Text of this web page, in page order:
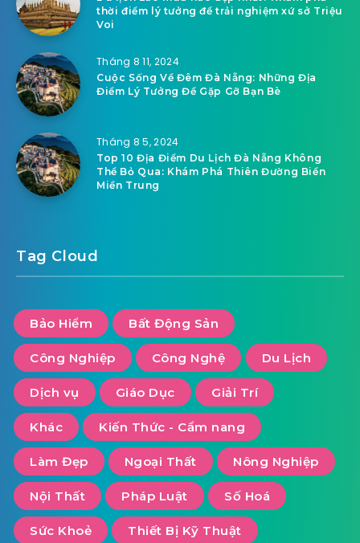
thời điểm lý tưởng để trải nghiệm xứ sở Triệu
Voi
Tháng 8 11, 2024
Cuộc Sống Về Đêm Đà Nẵng: Những Địa
Điểm Lý Tưởng Để Gặp Gỡ Bạn Bè
Tháng 8 5, 2024
Top 10 Địa Điểm Du Lịch Đà Nẵng Không
Thể Bỏ Qua: Khám Phá Thiên Đường Biển
Miền Trung
Tag Cloud
Bảo Hiểm Bất Động Sản
Công Nghiệp Công Nghệ Du Lịch
Dịch vụ Giáo Dục Giải Trí
Khác Kiến Thức - Cẩm nang
Làm Đẹp Ngoại Thất Nông Nghiệp
Nội Thất Pháp Luật Số Hoá
Sức Khoẻ Thiết Bị Kỹ Thuật